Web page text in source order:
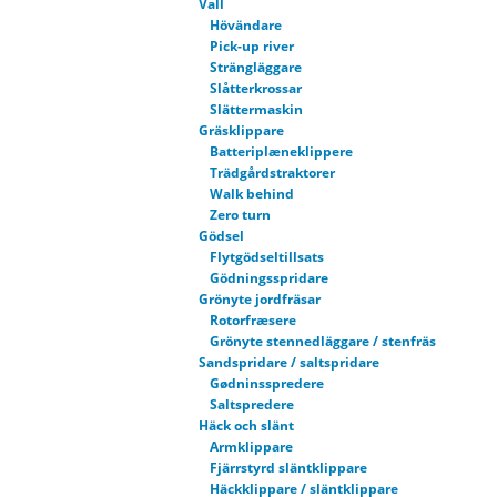
Vall
Hövändare
Pick-up river
Strängläggare
Slåtterkrossar
Slättermaskin
Gräsklippare
Batteriplæneklippere
Trädgårdstraktorer
Walk behind
Zero turn
Gödsel
Flytgödseltillsats
Gödningsspridare
Grönyte jordfräsar
Rotorfræsere
Grönyte stennedläggare / stenfräs
Sandspridare / saltspridare
Gødninsspredere
Saltspredere
Häck och slänt
Armklippare
Fjärrstyrd släntklippare
Häckklippare / släntklippare